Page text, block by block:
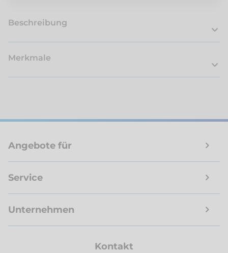
Beschreibung
Merkmale
Angebote für
Service
Unternehmen
Kontakt